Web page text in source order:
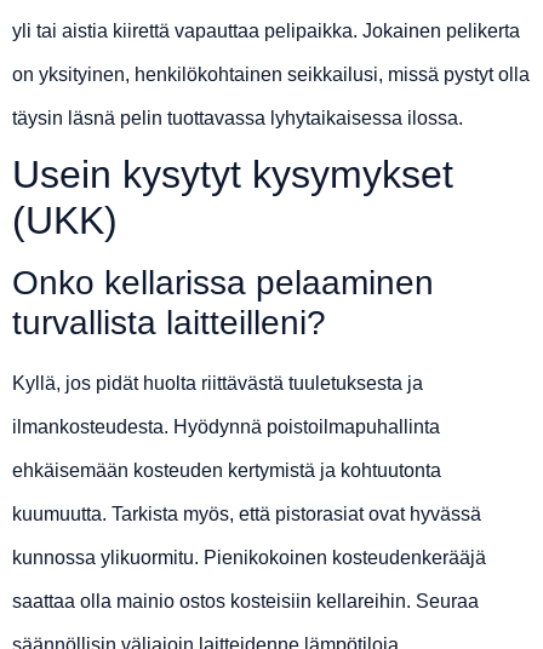
yli tai aistia kiirettä vapauttaa pelipaikka. Jokainen pelikerta
on yksityinen, henkilökohtainen seikkailusi, missä pystyt olla
täysin läsnä pelin tuottavassa lyhytaikaisessa ilossa.
Usein kysytyt kysymykset
(UKK)
Onko kellarissa pelaaminen
turvallista laitteilleni?
Kyllä, jos pidät huolta riittävästä tuuletuksesta ja
ilmankosteudesta. Hyödynnä poistoilmapuhallinta
ehkäisemään kosteuden kertymistä ja kohtuutonta
kuumuutta. Tarkista myös, että pistorasiat ovat hyvässä
kunnossa ylikuormitu. Pienikokoinen kosteudenkerääjä
saattaa olla mainio ostos kosteisiin kellareihin. Seuraa